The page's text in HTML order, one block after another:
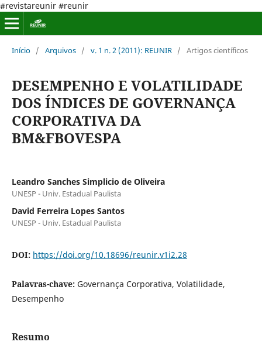
#revistareunir #reunir
Início / Arquivos / v. 1 n. 2 (2011): REUNIR / Artigos científicos
DESEMPENHO E VOLATILIDADE
DOS ÍNDICES DE GOVERNANÇA
CORPORATIVA DA
BM&FBOVESPA
Leandro Sanches Simplicio de Oliveira
UNESP - Univ. Estadual Paulista
David Ferreira Lopes Santos
UNESP - Univ. Estadual Paulista
DOI: https://doi.org/10.18696/reunir.v1i2.28
Palavras-chave: Governança Corporativa, Volatilidade,
Desempenho
Resumo